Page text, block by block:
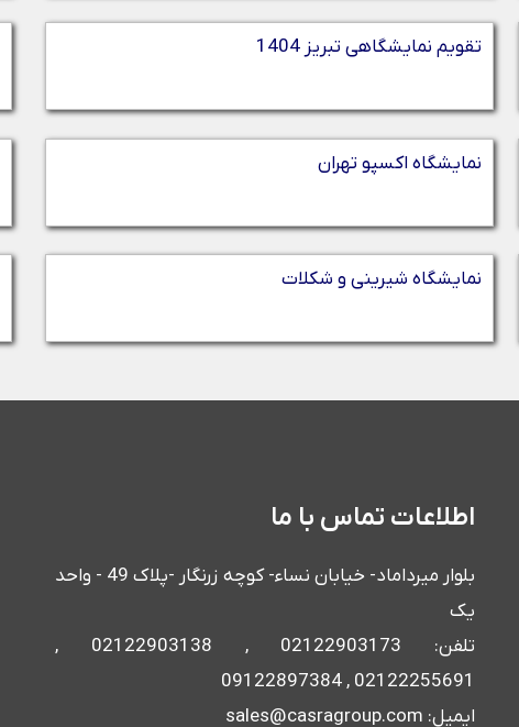
تقویم نمایشگاهی تبریز 1404
نمایشگاه اکسپو تهران
نمایشگاه شیرینی و شکلات
اطلاعات تماس با ما
بلوار میرداماد- خیابان نساء- کوچه زرنگار -پلاک 49 - واحد
یک
تلفن: 02122903173 , 02122903138 ,
02122255691 , 09122897384
ایمیل: sales@casragroup.com